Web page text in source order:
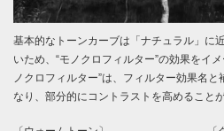
基本的なトーンカーブは「ナチュラル」に
いため、“モノクロフィルター”の効果をイ
ノクロフィルター”は、フィルター効果名と
なり、部分的にコントラストを高めることが